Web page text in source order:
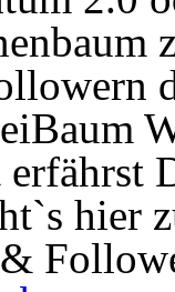
erfährst
hier